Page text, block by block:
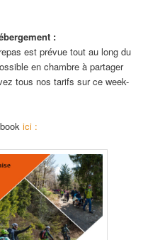
:
est prévue tout au long du
en chambre à partager
tous nos tarifs sur ce week-
ici :